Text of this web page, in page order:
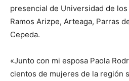
presencial de Universidad de
Ramos Arizpe, Arteaga, Parras
Cepeda.
«Junto con mi esposa Paola
cientos de mujeres de la región